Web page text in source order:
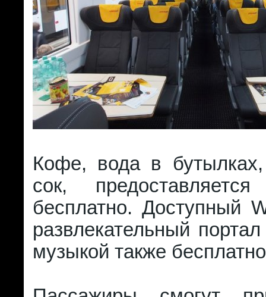
Кофе, вода в
сок,
бесплатно. Доступный
развлекательный
музыкой также